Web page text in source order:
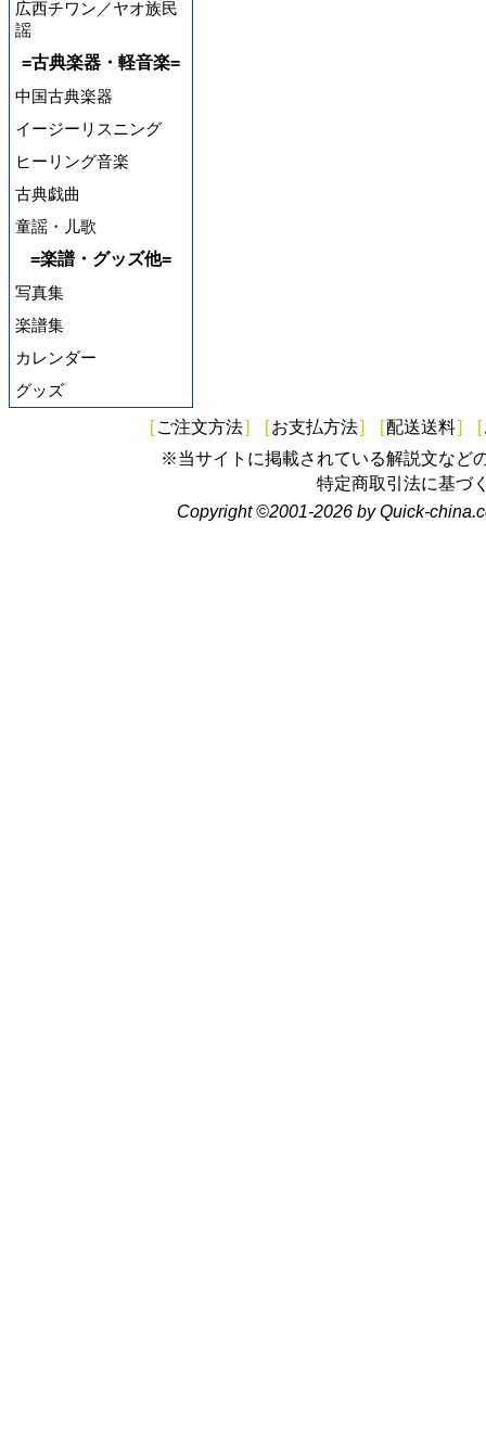
広西チワン／ヤオ族民
謡
=古典楽器・軽音楽=
中国古典楽器
イージーリスニング
ヒーリング音楽
古典戯曲
童謡・儿歌
=楽譜・グッズ他=
写真集
楽譜集
カレンダー
グッズ
[ ご注文方法] [お支払方法] [配送送料] [
※当サイトに掲載されている解説文など
特定商取引法に基づ
Copyright ©2001-2026 by Quick-